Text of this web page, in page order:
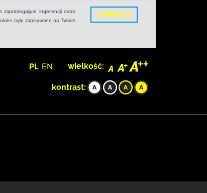
zapobiegające ingerencji osób
były zapisywane na Twoim
ZAMKNIJ
PL EN wielkość:
kontrast: